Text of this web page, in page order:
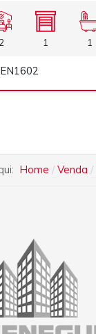
2 1 1
Home Venda